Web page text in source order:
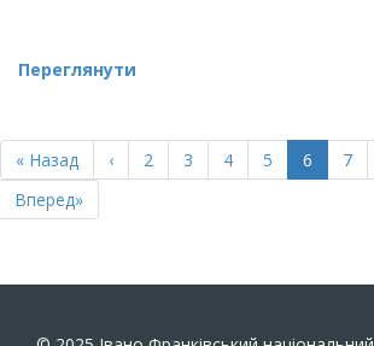
Переглянути
НА
СТОРІНКИ
Перша
сторінка
« Назад
Попередня
сторінка
‹ Page
2 Page
3 Page
4 Page
5
Поточна
сторінка
6 Page
7
Остання
сторінка
Вперед»